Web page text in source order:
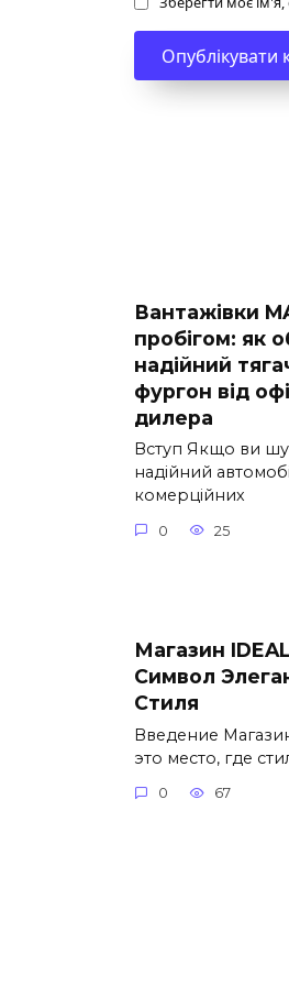
Вантажівки
пробігом: як
надійний
фургон від
дилера
Вступ Якщо ви
надійний
комерційних
0 25
Магазин
Символ
Стиля
Введение
это место, где
0 67